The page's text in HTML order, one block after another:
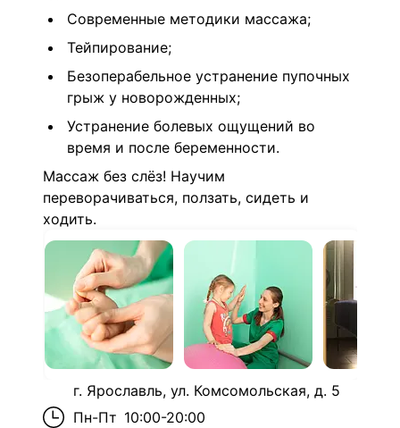
Современные методики массажа;
Тейпирование;
Безоперабельное устранение пупочных
грыж у новорожденных;
Устранение болевых ощущений во
время и после беременности.
Массаж без слёз! Научим
переворачиваться, ползать, сидеть и
ходить.
г. Ярославль, ул. Комсомольская, д. 5
Пн-Пт 10:00-20:00